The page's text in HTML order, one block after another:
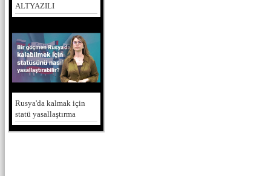
ALTYAZILI
Rusya'da kalmak için
statü yasallaştırma